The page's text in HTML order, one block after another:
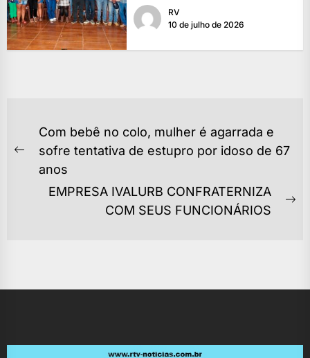
RV
10 de julho de 2026
NAVEGAÇÃO
DE
POST
Previous
post:
Com bebê no colo, mulher é agarrada e
sofre tentativa de estupro por idoso de 67
anos
EMPRESA IVALURB CONFRATERNIZA
COM SEUS FUNCIONÁRIOS